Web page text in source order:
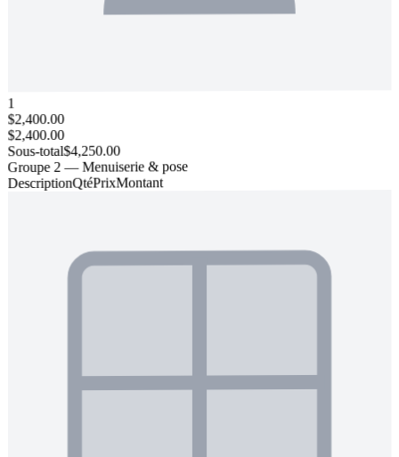
1
$2,400.00
$2,400.00
Sous-total$4,250.00
Groupe 2 — Menuiserie & pose
DescriptionQtéPrixMontant